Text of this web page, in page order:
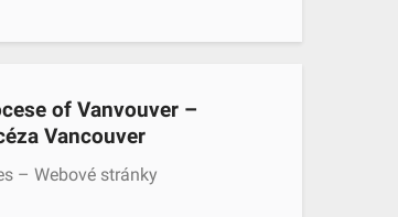
of Vanvouver –
Vancouver
– Webové stránky